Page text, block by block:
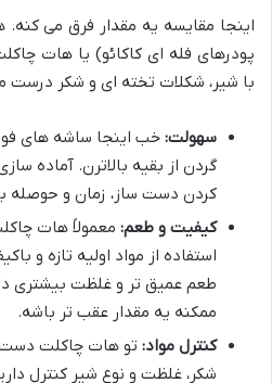
اینجا مقایسه یه مقدار فرق می
پودرهای فله ای کاکائو) یا هات
با شیر، شکلات تخته ای و شکر درست
سهولت: خب اینجا ساشه های
گردن از بقیه بالاترن. آماده
کردن دست ساز، زمان و حوصله
کیفیت و طعم: معمولاً هات
استفاده از مواد اولیه تازه و
طعم عمیق تر و غلظت بیشتری
ممکنه یه مقدار عقب تر باشه.
کنترل مواد: تو هات چاکلت دست
شکر، غلظت و نوع شیر کنترل